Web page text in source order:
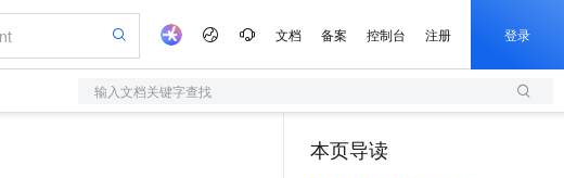
文档 备案 控制台 注册 登录
输入文档关键字查找
本页导读
轻量应用服务器
一句话生成原生可编辑精美 PPT 文稿
场景体验 AI 活动
AI 生产力先锋
置报价器
阿里云 OPC 创新助力计划
础软件 专业服务
品伙伴合作计划 服务伙伴合作计划
Al MaaS 服务伙伴赋能合作
里云认证 开发者社区
场活动 加入我们